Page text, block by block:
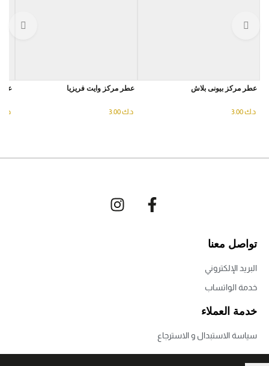
عطر مركز بيونى بلاش
د.ك
عطر مركز وايت فريزيا
د.ك د.ك
تواصل معنا
البريد الإلكتروني
خدمة الواتساب
خدمة العملاء
سياسة الاستبدال و الاسترجاع